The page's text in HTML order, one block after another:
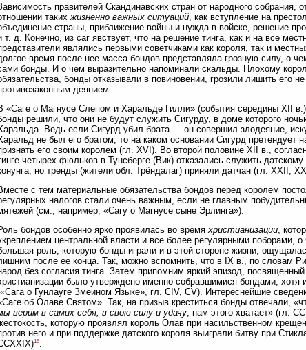
правителей Скандинавских стран от народного собрания,
таких жизненно важных ситуаций , как вступление на
страны, приближение войны и нужда в войске, решение
т. д. Конечно, из саг явствует, что на решение тинга, как и на все
являлись первыми советчиками как короля, так и
время после нее масса бондов представляла грозную силу, о
бонды. И о чем выразительно напоминали скальды. Плохому
бонды отказывали в повиновении, грозили лишить его
деянием.
«Саге о Магнусе Слепом и Харальде Гилли» (события середины XII
решили, что они не будут служить Сигурду, в доме которого
Ведь если Сигурд убил брата — он совершил злодеяние,
не был его братом, то на каком основании Сигурд претендует
его своим королем (гл. XVI). Во второй половине XII в.,
четырех фюльков в Тунсберге (Вик) отказались служить
но тренды (жители обл. Трёндалаг) приняли датчан (гл. XXII,
с тем материальные обязательства бондов перед королем
налогов стали очень важным, если не главным
(см., например, «Сагу о Магнусе сыне Эрлинга»).
бондов особенно ярко проявилась во время христианизации ,
центральной власти и все более регулярными поборами,
роль, которую бонды играли и в этой стороне жизни,
после ее конца. Так, можно вспомнить, что в IX в., по словам
без согласия тинга. Затем припомним яркий эпизод,
было утверждено именно собравшимися бондами, хотя
о Гунлауге Змеином Языке», гл. CIV, CV). Интереснейшие
об Олаве Святом». Так, на призыв креститься бонды отвечали,
верим в самих себя, в свою силу и удачу , нам этого хватает» (гл.
которую проявлял король Олав при насильственном
него и при поддержке датского короля выиграли битву при
16.